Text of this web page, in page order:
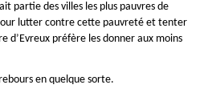
partie des villes les plus pauvres de
lutter contre cette pauvreté et tenter
d’Evreux préfère les donner aux moins
en quelque sorte.